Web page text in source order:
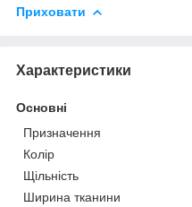
Приховати
Характеристики
Основні
Призначення
Колір
Щільність
Ширина тканини